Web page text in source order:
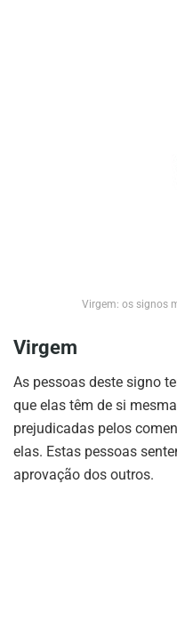
Virgem: os signos
Virgem
As pessoas deste signo
que elas têm de si
prejudicadas pelos
elas. Estas pessoas
aprovação dos outros.